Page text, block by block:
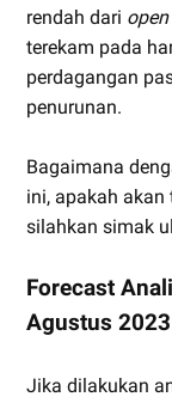
rendah dari
terekam pada
perdagangan
penurunan.
Bagaimana
ini, apakah akan
silahkan simak
Forecast
Agustus 2023
Jika dilakukan